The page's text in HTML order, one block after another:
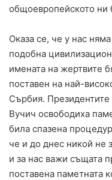
общоевропейското ни
Оказа се, че у нас
подобна
имената на жертвите
поставен на най-
Сърбия.
Вучич освободиха
била спазена
че и до днес никой не
и за нас важи същата
поставена паметната